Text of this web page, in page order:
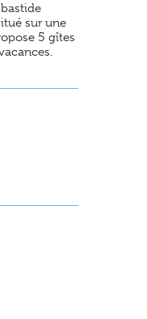
sur une
5 gîtes